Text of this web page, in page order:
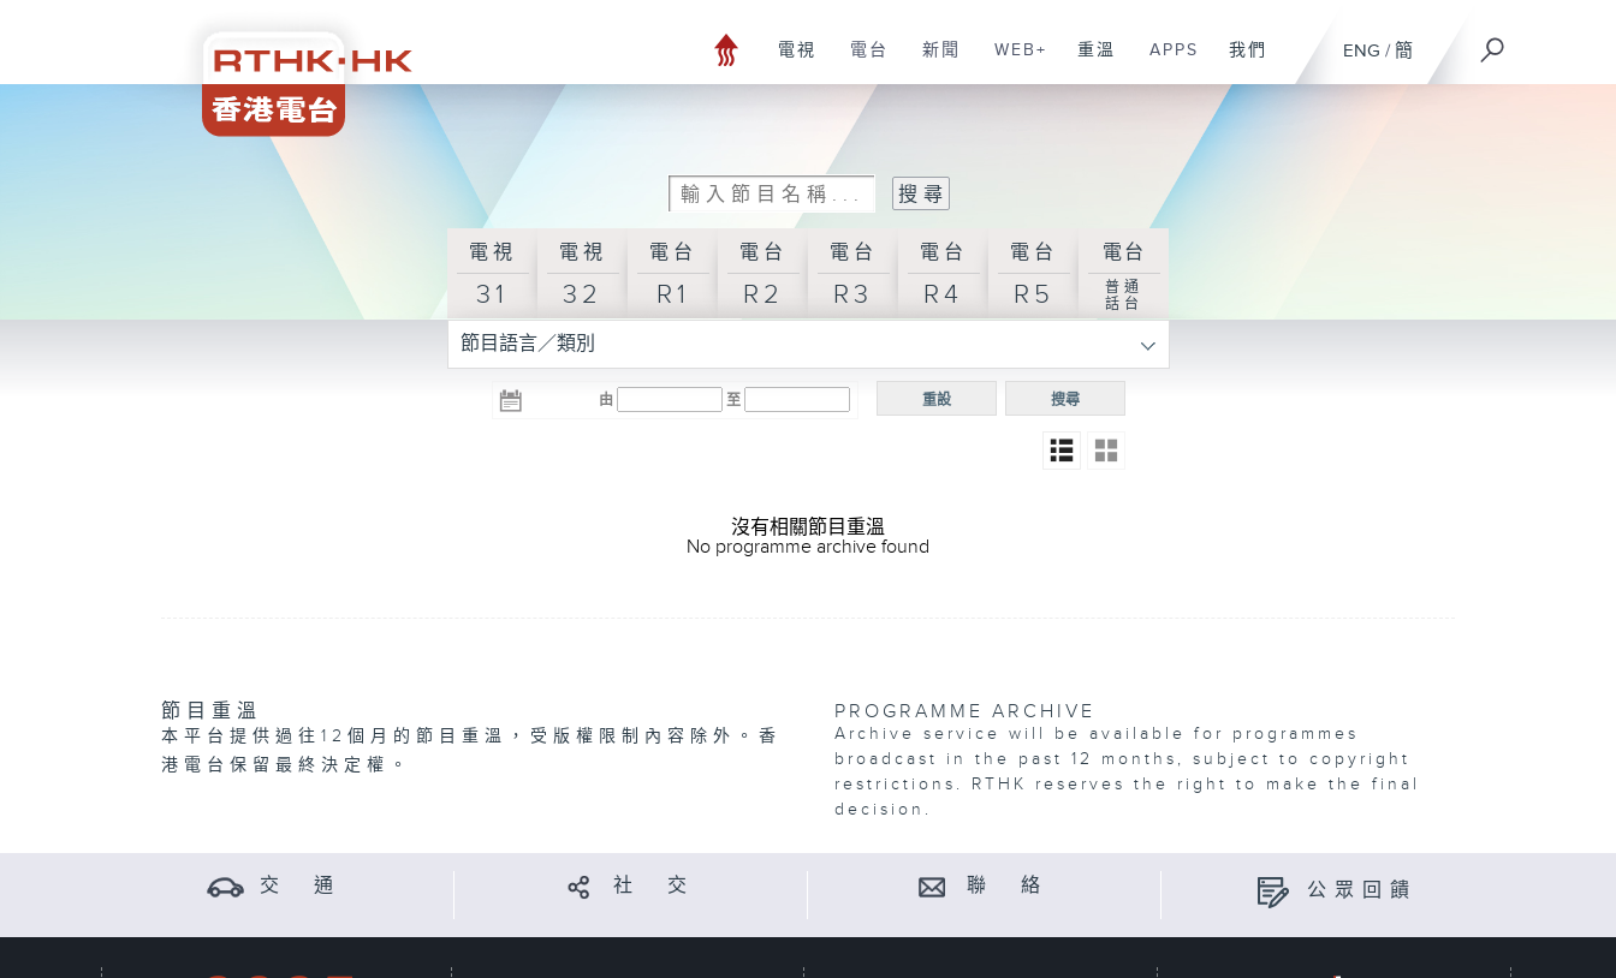
ENG / 簡
電視 電台 新聞 WEB+ 重溫 APPS 我們
電視
31
電視
32
電台
R1
電台
R2
電台
R3
電台
R4
電台
R5
電台
普通
話台
節目語言／類別
由 至 搜尋
重設
沒有相關節目重溫
No programme archive found
節目重溫
本平台提供過往12個月的節目重溫，受版權限制內容除外。香
港電台保留最終決定權。
PROGRAMME ARCHIVE
Archive service will be available for programmes
broadcast in the past 12 months, subject to copyright
restrictions. RTHK reserves the right to make the final
decision.
交 通 社 交 聯 絡 公眾回饋